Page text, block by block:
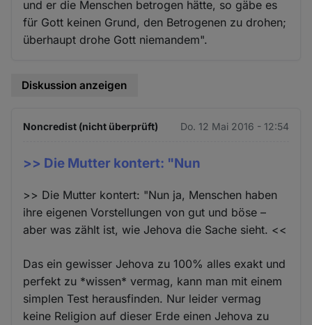
und er die Menschen betrogen hätte, so gäbe es
für Gott keinen Grund, den Betrogenen zu drohen;
überhaupt drohe Gott niemandem".
Diskussion anzeigen
Noncredist (nicht überprüft) Do. 12 Mai 2016 - 12:54
>> Die Mutter kontert: "Nun
>> Die Mutter kontert: "Nun ja, Menschen haben
ihre eigenen Vorstellungen von gut und böse –
aber was zählt ist, wie Jehova die Sache sieht. <<
Das ein gewisser Jehova zu 100% alles exakt und
perfekt zu *wissen* vermag, kann man mit einem
simplen Test herausfinden. Nur leider vermag
keine Religion auf dieser Erde einen Jehova zu